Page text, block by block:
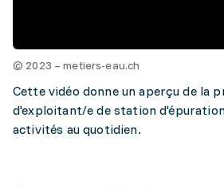
© 2023 – metiers-eau.ch
Cette vidéo donne un aperçu de la
d'exploitant/e de station
activités au quotidien.